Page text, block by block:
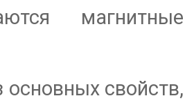
магнитные
основных свойств,